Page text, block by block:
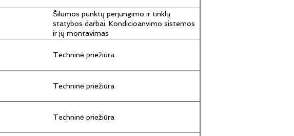
Šilumos punktų perjungimo ir tinklų
statybos darbai. Kondicioanvimo sistemos
ir jų montavimas
Techninė priežiūra
Techninė priežiūra
Techninė priežiūra